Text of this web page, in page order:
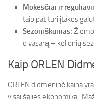
Mokesčiai ir
taip pat turi įtakos
Sezoniškumas:
o vasarą – kelionių
Kaip ORLEN
ORLEN didmeninė kaina
visai šalies ekonomikai.